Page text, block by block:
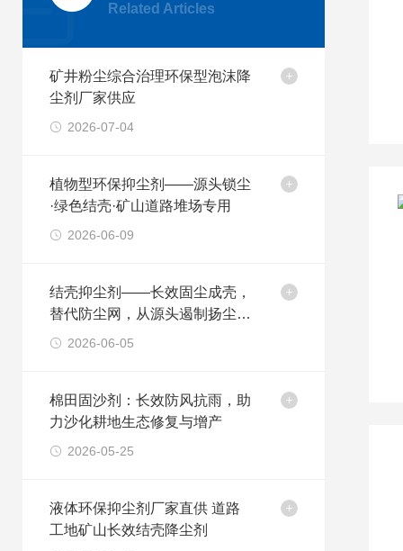
Related Articles
矿井粉尘综合治理环保型泡沫降
尘剂厂家供应
2026-07-04
植物型环保抑尘剂——源头锁尘
·绿色结壳·矿山道路堆场专用
2026-06-09
结壳抑尘剂——长效固尘成壳，
替代防尘网，从源头遏制扬尘污
染
2026-06-05
棉田固沙剂：长效防风抗雨，助
力沙化耕地生态修复与增产
2026-05-25
液体环保抑尘剂厂家直供 道路
工地矿山长效结壳降尘剂